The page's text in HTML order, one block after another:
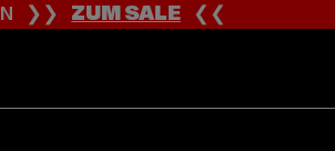
❯❯ZUM SALE❮❮